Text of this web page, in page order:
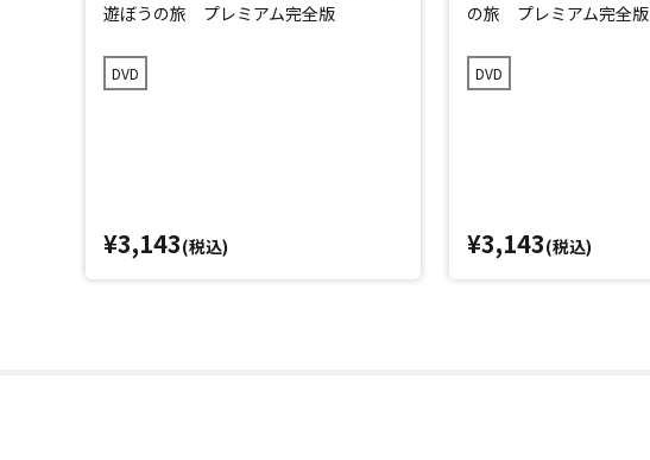
遊ぼうの旅 プレミアム完全版
DVD
¥3,143(税込)
の旅 プレミアム完全版
DVD
¥3,143(税込)